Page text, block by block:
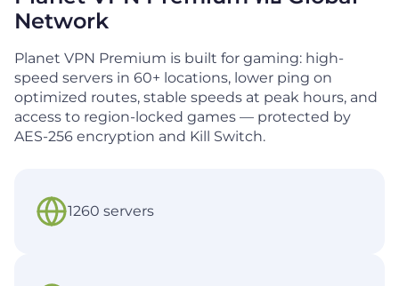
Network
Planet VPN Premium is built for gaming: high-
speed servers in 60+ locations, lower ping on
optimized routes, stable speeds at peak hours, and
access to region-locked games — protected by
AES-256 encryption and Kill Switch.
1260 servers